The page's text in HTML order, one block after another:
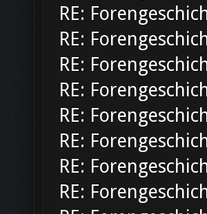
RE:
RE:
RE:
RE:
RE:
RE:
RE:
RE: